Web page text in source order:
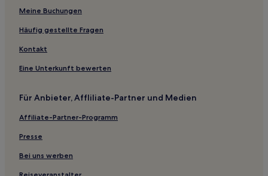
Hotels nahe Statue von Gregorio Luperón
Puerto Plata Hotels
Villen in Playa de Cabarete
Villen in La Mulata
Aparthotels in Cabarete
Gasthäuser in Cabarete
Villen in El Batey
Aparthotels in Kite Beach
Hotel-Resorts in Kite Beach
Meine Buchungen
Häufig gestellte Fragen
Kontakt
Eine Unterkunft bewerten
Für Anbieter, Affliliate-Partner und Medien
Affiliate-Partner-Programm
Presse
Bei uns werben
Reiseveranstalter